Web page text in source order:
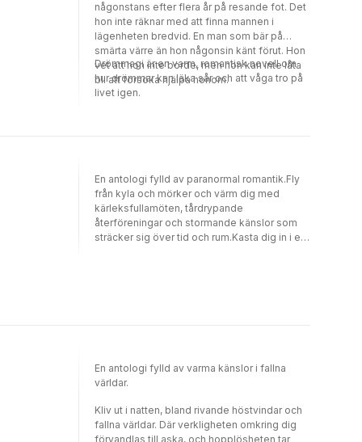
någonstans efter flera år på resande fot. Det
hon inte räknar med att finna mannen i
lägenheten bredvid. En man som bär på
smärta värre än hon någonsin känt förut. Hon
vet att hon inte borde, men hon kan inte låta
bli att försöka hjälpa honom.
Drömmagi är en varm, romantisk novell om
hur drömmar kan läka sår och att våga tro på
livet igen.
En antologi fylld av paranormal romantik.Fly
från kyla och mörker och värm dig med
kärleksfullamöten, tårdrypande
återföreningar och stormande känslor som
sträcker sig över tid och rum.Kasta dig in i en
fångade mig från första sidan!
mumsbitar av romantik, mystik, spänning och
passion." - Denise, @ramblingoutloud
En antologi fylld av varma känslor i fallna
världar.
Kliv ut i natten, bland rivande höstvindar och
fallna världar. Där verkligheten omkring dig
förvandlas till aska, och hopplösheten tar